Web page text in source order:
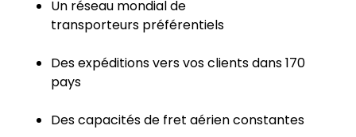
Un réseau mondial de
transporteurs préférentiels
Des expéditions vers vos clients dans 170
pays
Des capacités de fret aérien constantes